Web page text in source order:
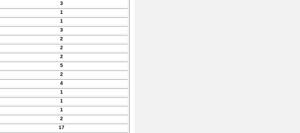
3
1
1
3
2
2
2
5
2
4
1
1
1
2
17